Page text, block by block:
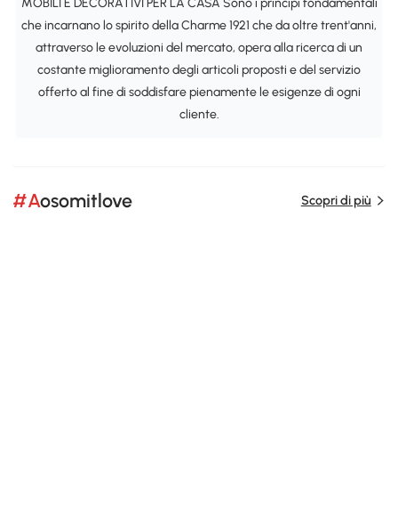
che incarnano lo spirito della Charme 1921 che da oltre trent'anni,
attraverso le evoluzioni del mercato, opera alla ricerca di un
costante miglioramento degli articoli proposti e del servizio
offerto al fine di soddisfare pienamente le esigenze di ogni
cliente.
#Aosomitlove Scopri di più